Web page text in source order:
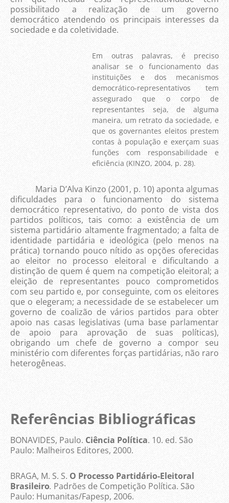
possibilitado a realização de um governo
democrático atendendo os principais interesses da
sociedade e da coletividade.
Em outras palavras, é preciso
analisar se o funcionamento das
instituições e dos mecanismos
democrático-representativos tem
assegurado que o corpo de
representantes seja, de alguma
maneira, um retrato da sociedade, e
que os governantes eleitos prestem
contas à população e exerçam suas
funções com responsabilidade e
eficiência (KINZO, 2004, p. 28).
Maria D’Alva Kinzo (2001, p. 10) aponta algumas
dificuldades para o funcionamento do sistema
democrático representativo, do ponto de vista dos
partidos políticos, tais como: a existência de um
sistema partidário altamente fragmentado; a falta de
identidade partidária e ideológica (pelo menos na
prática) tornando pouco nítido as opções oferecidas
ao eleitor no processo eleitoral e dificultando a
distinção de quem é quem na competição eleitoral; a
eleição de representantes pouco comprometidos
com seu partido e, por conseguinte, com os eleitores
que o elegeram; a necessidade de se estabelecer um
governo de coalizão de vários partidos para obter
apoio nas casas legislativas (uma base parlamentar
de apoio para aprovação de suas políticas),
obrigando um chefe de governo a compor seu
ministério com diferentes forças partidárias, não raro
heterogêneas.
Referências Bibliográficas
BONAVIDES, Paulo. Ciência Política. 10. ed. São
Paulo: Malheiros Editores, 2000.
BRAGA, M. S. S. O Processo Partidário-Eleitoral
Brasileiro. Padrões de Competição Política. São
Paulo: Humanitas/Fapesp, 2006.